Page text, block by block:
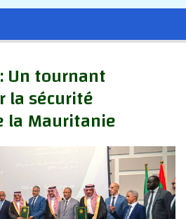
Un tournant
la sécurité
la Mauritanie